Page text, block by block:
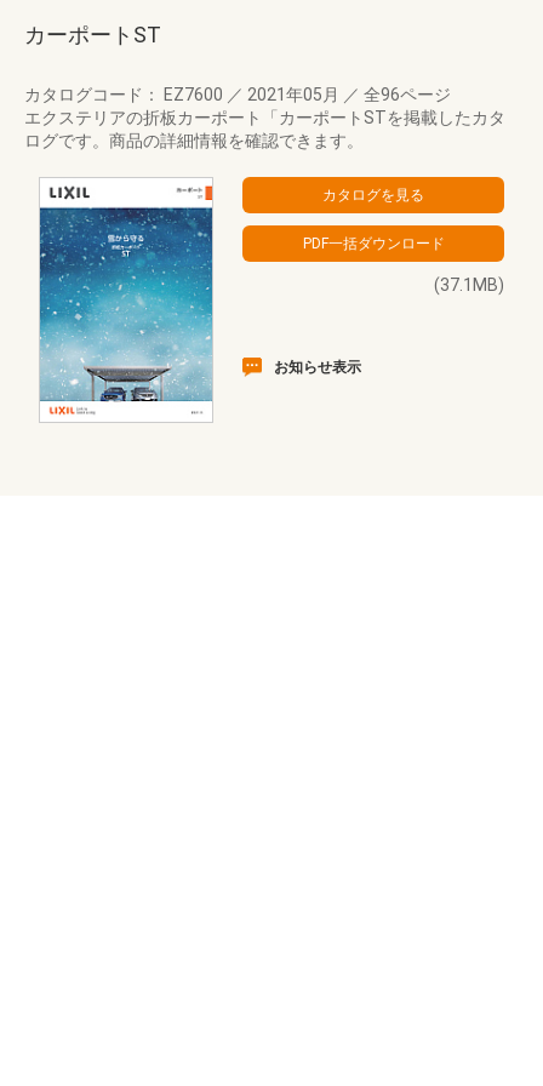
カーポートST
カタログコード： EZ7600 ／ 2021年05月 ／ 全96ページ
エクステリアの折板カーポート「カーポートSTを掲載したカタ
ログです。商品の詳細情報を確認できます。
(37.1MB)
お知らせ表示